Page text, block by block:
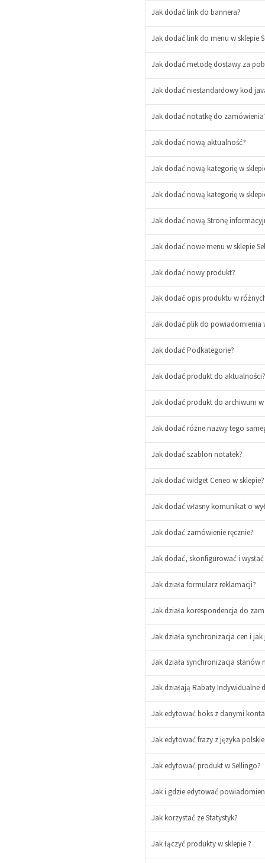
Jak dodać link do bannera?
Jak dodać link do menu w sklepie
Jak dodać metodę dostawy za
Jak dodać niestandardowy kod
Jak dodać notatkę do
Jak dodać nową aktualność?
Jak dodać nową kategorię w
Jak dodać nową kategorię w
Jak dodać nową Stronę
Jak dodać nowe menu w sklepie
Jak dodać nowy produkt?
+
Jak dodać opis produktu w
Jak dodać plik do powiadomienia
Jak dodać Podkategorie?
Jak dodać produkt do aktualności?
Jak dodać produkt do archiwum w
Jak dodać różne nazwy tego
Jak dodać szablon notatek?
Jak dodać widget Ceneo w sklepie?
Jak dodać własny komunikat o
Jak dodać zamówienie ręcznie?
Jak dodać, skonfigurować i
Jak działa formularz reklamacji?
Jak działa korespondencja do
Jak działa synchronizacja cen i jak
+
Jak działa synchronizacja stanów
+
Jak działają Rabaty Indywidualne
Jak edytować boks z danymi
Jak edytować frazy z języka
Jak edytować produkt w Sellingo?
Jak i gdzie edytować
Jak korzystać ze Statystyk?
Jak łączyć produkty w sklepie ?